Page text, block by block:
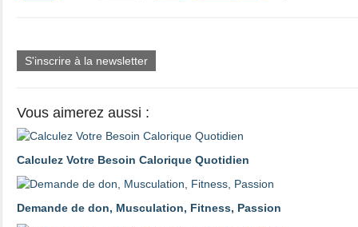
S'inscrire à la newsletter
Vous aimerez aussi :
Calculez Votre Besoin Calorique Quotidien
Demande de don, Musculation, Fitness, Passion